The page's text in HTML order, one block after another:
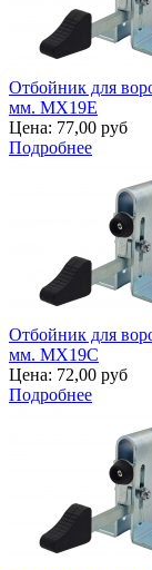
Отбойник для
мм. MX19E
Цена: 77,00 руб
Подробнее
Отбойник для
мм. MX19C
Цена: 72,00 руб
Подробнее